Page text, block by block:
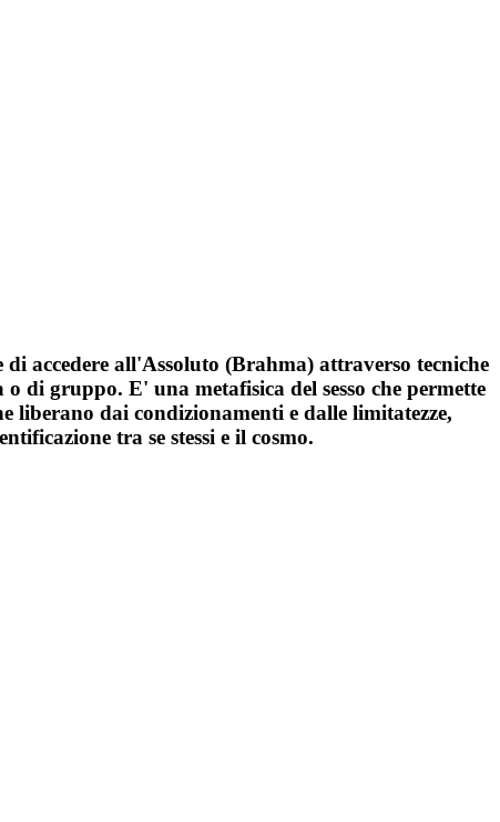
accedere all'Assoluto (Brahma) attraverso tecniche
di gruppo. E' una metafisica del sesso che permette
liberano dai condizionamenti e dalle limitatezze,
tra se stessi e il cosmo.